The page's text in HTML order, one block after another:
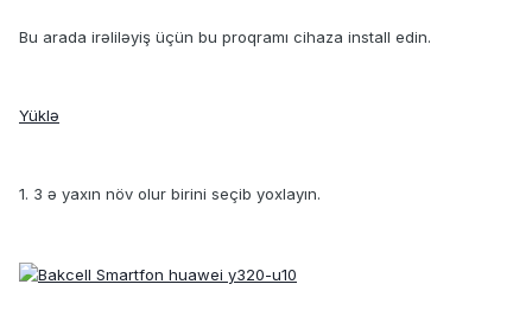
Bu arada irəliləyiş üçün bu proqramı cihaza install edin.
Yüklə
1. 3 ə yaxın növ olur birini seçib yoxlayın.